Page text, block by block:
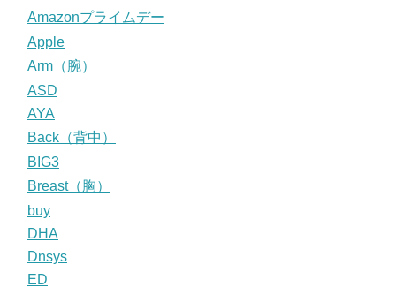
Amazonプライムデー
Apple
Arm（腕）
ASD
AYA
Back（背中）
BIG3
Breast（胸）
buy
DHA
Dnsys
ED